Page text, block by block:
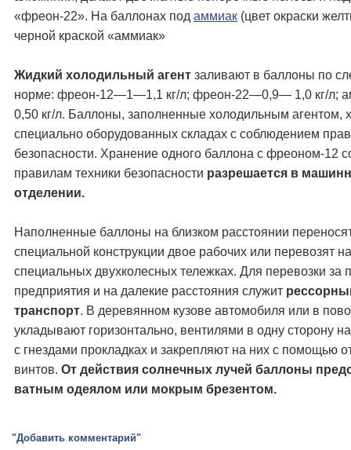
«фреон-22». На баллонах под аммиак (цвет окраски
черной краской «аммиак»
Жидкий холодильный агент заливают в баллоны по
норме: фреон-12—1—1,1 кг/л; фреон-22—0,9— 1,0 кг/л;
0,50 кг/л. Баллоны, заполненные холодильным агентом,
специально оборудованных складах с соблюдением
безопасности. Хранение одного баллона с фреоном-12
правилам техники безопасности разрешается в
отделении.
Наполненные баллоны на близком расстоянии
специальной конструкции двое рабочих или перевозят на
специальных двухколесных тележках. Для перевозки за
предприятия и на далекие расстояния служит
транспорт. В деревянном кузове автомобиля или в
укладывают горизонтально, вентилями в одну сторону
с гнездами прокладках и закрепляют на них с помощью
винтов. От действия солнечных лучей баллоны
ватным одеялом или мокрым брезентом.
"Добавить комментарий"